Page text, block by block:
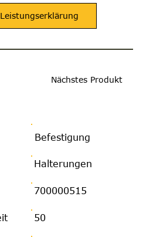
Leistungserklärung
Befestigung
700000515
50
Halterungen
Nächstes Produkt